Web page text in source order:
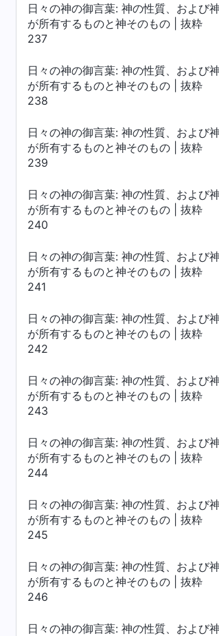
日々の神の御言葉: 神の性質、および神
が所有するものと神そのもの | 抜粋
237
日々の神の御言葉: 神の性質、および神
が所有するものと神そのもの | 抜粋
238
日々の神の御言葉: 神の性質、および神
が所有するものと神そのもの | 抜粋
239
日々の神の御言葉: 神の性質、および神
が所有するものと神そのもの | 抜粋
240
日々の神の御言葉: 神の性質、および神
が所有するものと神そのもの | 抜粋
241
日々の神の御言葉: 神の性質、および神
が所有するものと神そのもの | 抜粋
242
日々の神の御言葉: 神の性質、および神
が所有するものと神そのもの | 抜粋
243
日々の神の御言葉: 神の性質、および神
が所有するものと神そのもの | 抜粋
244
日々の神の御言葉: 神の性質、および神
が所有するものと神そのもの | 抜粋
245
日々の神の御言葉: 神の性質、および神
が所有するものと神そのもの | 抜粋
246
日々の神の御言葉: 神の性質、および神